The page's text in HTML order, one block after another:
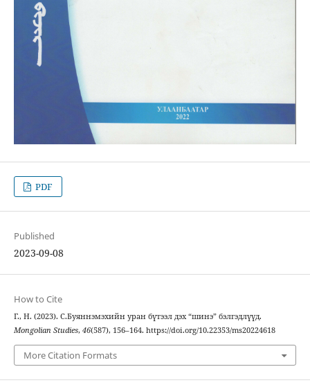
PDF
Published
2023-09-08
How to Cite
Г., Н. (2023). С.Буяннэмэхийн уран бүтээл дэх “шинэ” бэлгэдлүүд.
Mongolian Studies, 46(587), 156–164. https://doi.org/10.22353/ms20224618
More Citation Formats